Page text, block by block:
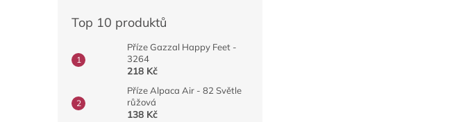
Top 10 produktů
Příze Gazzal Happy Feet -
3264
218 Kč
Příze Alpaca Air - 82 Světle
růžová
138 Kč